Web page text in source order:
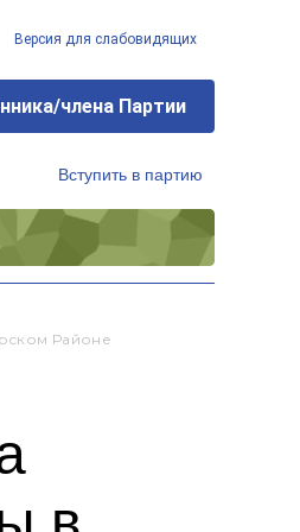
Версия для слабовидящих
члена Партии
Вступить в партию
Районе